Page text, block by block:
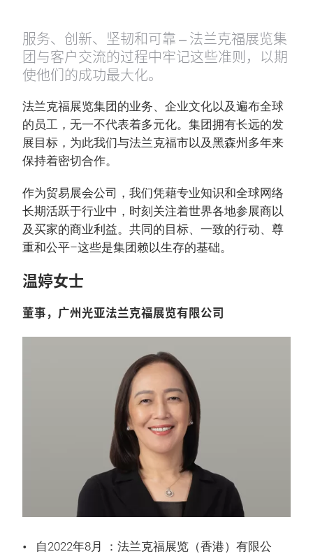
服务、创新、坚韧和可靠 – 法兰克福展览集
团与客户交流的过程中牢记这些准则，以期
使他们的成功最大化。
法兰克福展览集团的业务、企业文化以及遍布全球
的员工，无一不代表着多元化。集团拥有长远的发
展目标，为此我们与法兰克福市以及黑森州多年来
保持着密切合作。
作为贸易展会公司，我们凭藉专业知识和全球网络
长期活跃于行业中，时刻关注着世界各地参展商以
及买家的商业利益。共同的目标、一致的行动、尊
重和公平–这些是集团赖以生存的基础。
温婷女士
董事，广州光亚法兰克福展览有限公司
自2022年8月 ：法兰克福展览（香港）有限公